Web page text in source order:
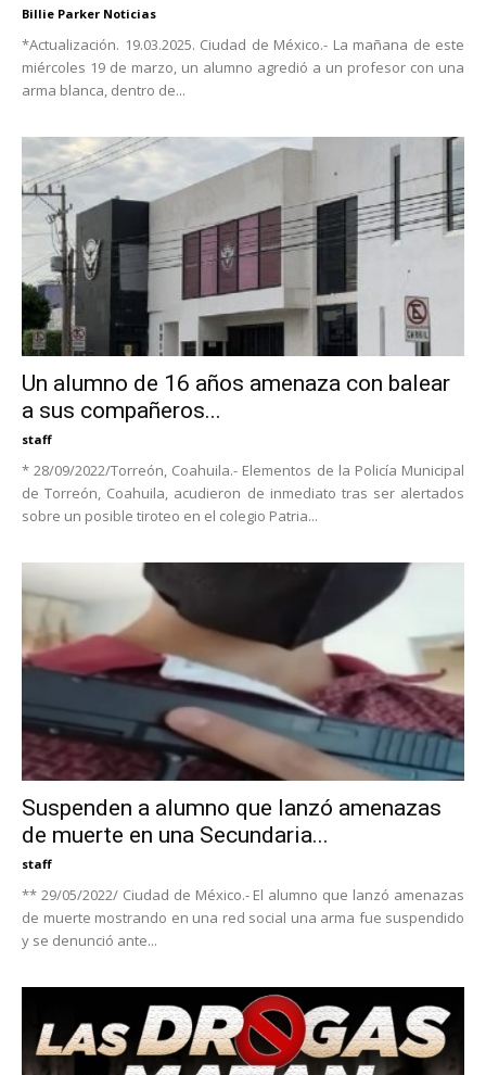
Billie Parker Noticias
*Actualización. 19.03.2025. Ciudad de México.- La mañana de este
miércoles 19 de marzo, un alumno agredió a un profesor con una
arma blanca, dentro de...
Un alumno de 16 años amenaza con balear
a sus compañeros...
staff
* 28/09/2022/Torreón, Coahuila.- Elementos de la Policía Municipal
de Torreón, Coahuila, acudieron de inmediato tras ser alertados
sobre un posible tiroteo en el colegio Patria...
Suspenden a alumno que lanzó amenazas
de muerte en una Secundaria...
staff
** 29/05/2022/ Ciudad de México.- El alumno que lanzó amenazas
de muerte mostrando en una red social una arma fue suspendido
y se denunció ante...